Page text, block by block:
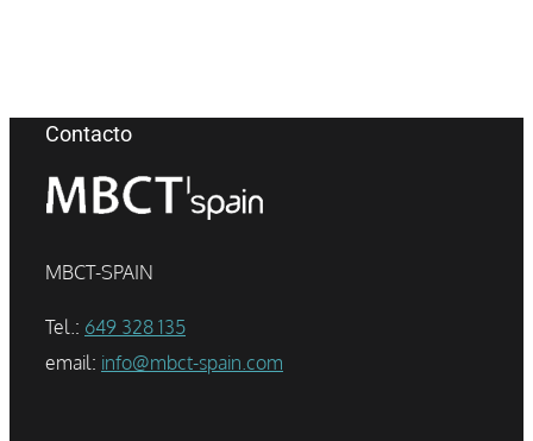
Contacto
MBCT-SPAIN
Tel.: 649 328 135
email: info@mbct-spain.com